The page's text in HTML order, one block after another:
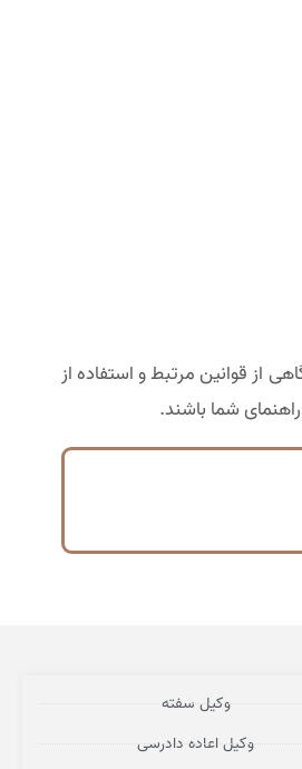
از قوانین مرتبط و استفاده از
شما باشند.
وکیل سفته
وکیل اعاده دادرسی